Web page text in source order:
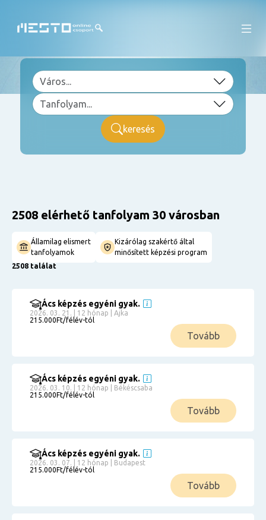
keresés
2508 elérhető tanfolyam 30 városban
Államilag elismert
tanfolyamok
Kizárólag szakértő által
minősített képzési program
2508 találat
Ács képzés egyéni gyak.
2026. 03. 21. | 12 hónap | Ajka
215.000Ft/félév-tól
Tovább
Ács képzés egyéni gyak.
2026. 03. 10. | 12 hónap | Békéscsaba
215.000Ft/félév-tól
Tovább
Ács képzés egyéni gyak.
2026. 03. 07. | 12 hónap | Budapest
215.000Ft/félév-tól
Tovább